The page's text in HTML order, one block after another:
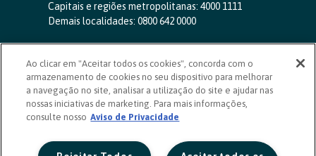
Capitais e regiões metropolitanas: 4000 1111
Demais localidades: 0800 642 0000
SAC 24 horas-0800 724 4420
Ouvidoria
0800 725 0996
(de segunda a sexta, das 8h às 20h)
ouvidoriasicoob.com.br
Deficientes auditivos ou de fala
Ao clicar em "Aceitar todos os cookies", concorda com o
armazenamento de cookies no seu dispositivo para melhorar
a navegação no site, analisar a utilização do site e ajudar nas
nossas iniciativas de marketing. Para mais informações,
consulte nosso Aviso de Privacidade